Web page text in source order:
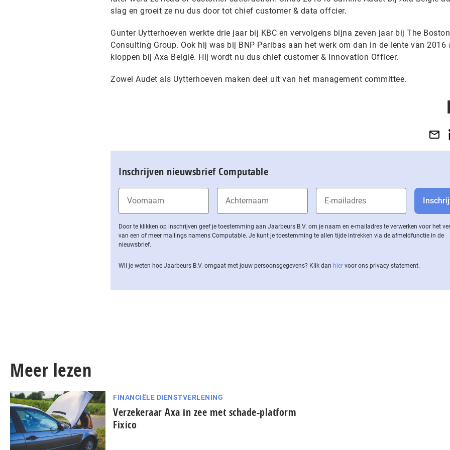
slag en groeit ze nu dus door tot chief customer & data offcier.
Gunter Uytterhoeven werkte drie jaar bij KBC en vervolgens bijna zeven jaar bij The Boston
Consulting Group. Ook hij was bij BNP Paribas aan het werk om dan in de lente van 2016
kloppen bij Axa België. Hij wordt nu dus chief customer & Innovation Officer.
Zowel Audet als Uytterhoeven maken deel uit van het management committee.
Inschrijven nieuwsbrief Computable
Door te klikken op inschrijven geef je toestemming aan Jaarbeurs B.V. om je naam en e-mailadres te verwerken voor het
van een of meer mailings namens Computable. Je kunt je toestemming te allen tijde intrekken via de af­meld­func­tie in de
nieuwsbrief.
Wil je weten hoe Jaarbeurs B.V. omgaat met jouw per­soons­ge­ge­vens? Klik dan hier voor ons privacy statement.
Meer lezen
FINANCIËLE DIENSTVERLENING
Verzekeraar Axa in zee met schade-platform
Fixico